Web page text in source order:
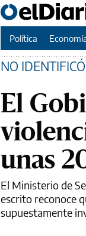
Política
NO
El
unas
El Ministerio de
escrito reconoce
supuestamente